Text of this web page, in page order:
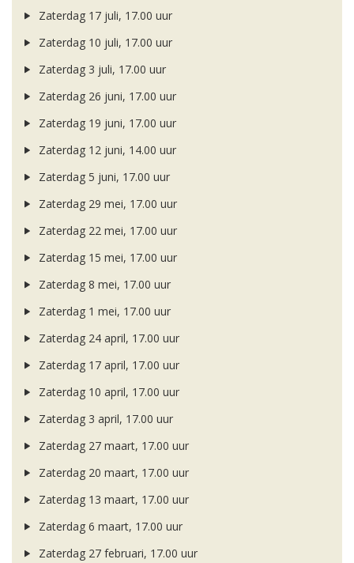
Zaterdag 17 juli, 17.00 uur
Zaterdag 10 juli, 17.00 uur
Zaterdag 3 juli, 17.00 uur
Zaterdag 26 juni, 17.00 uur
Zaterdag 19 juni, 17.00 uur
Zaterdag 12 juni, 14.00 uur
Zaterdag 5 juni, 17.00 uur
Zaterdag 29 mei, 17.00 uur
Zaterdag 22 mei, 17.00 uur
Zaterdag 15 mei, 17.00 uur
Zaterdag 8 mei, 17.00 uur
Zaterdag 1 mei, 17.00 uur
Zaterdag 24 april, 17.00 uur
Zaterdag 17 april, 17.00 uur
Zaterdag 10 april, 17.00 uur
Zaterdag 3 april, 17.00 uur
Zaterdag 27 maart, 17.00 uur
Zaterdag 20 maart, 17.00 uur
Zaterdag 13 maart, 17.00 uur
Zaterdag 6 maart, 17.00 uur
Zaterdag 27 februari, 17.00 uur